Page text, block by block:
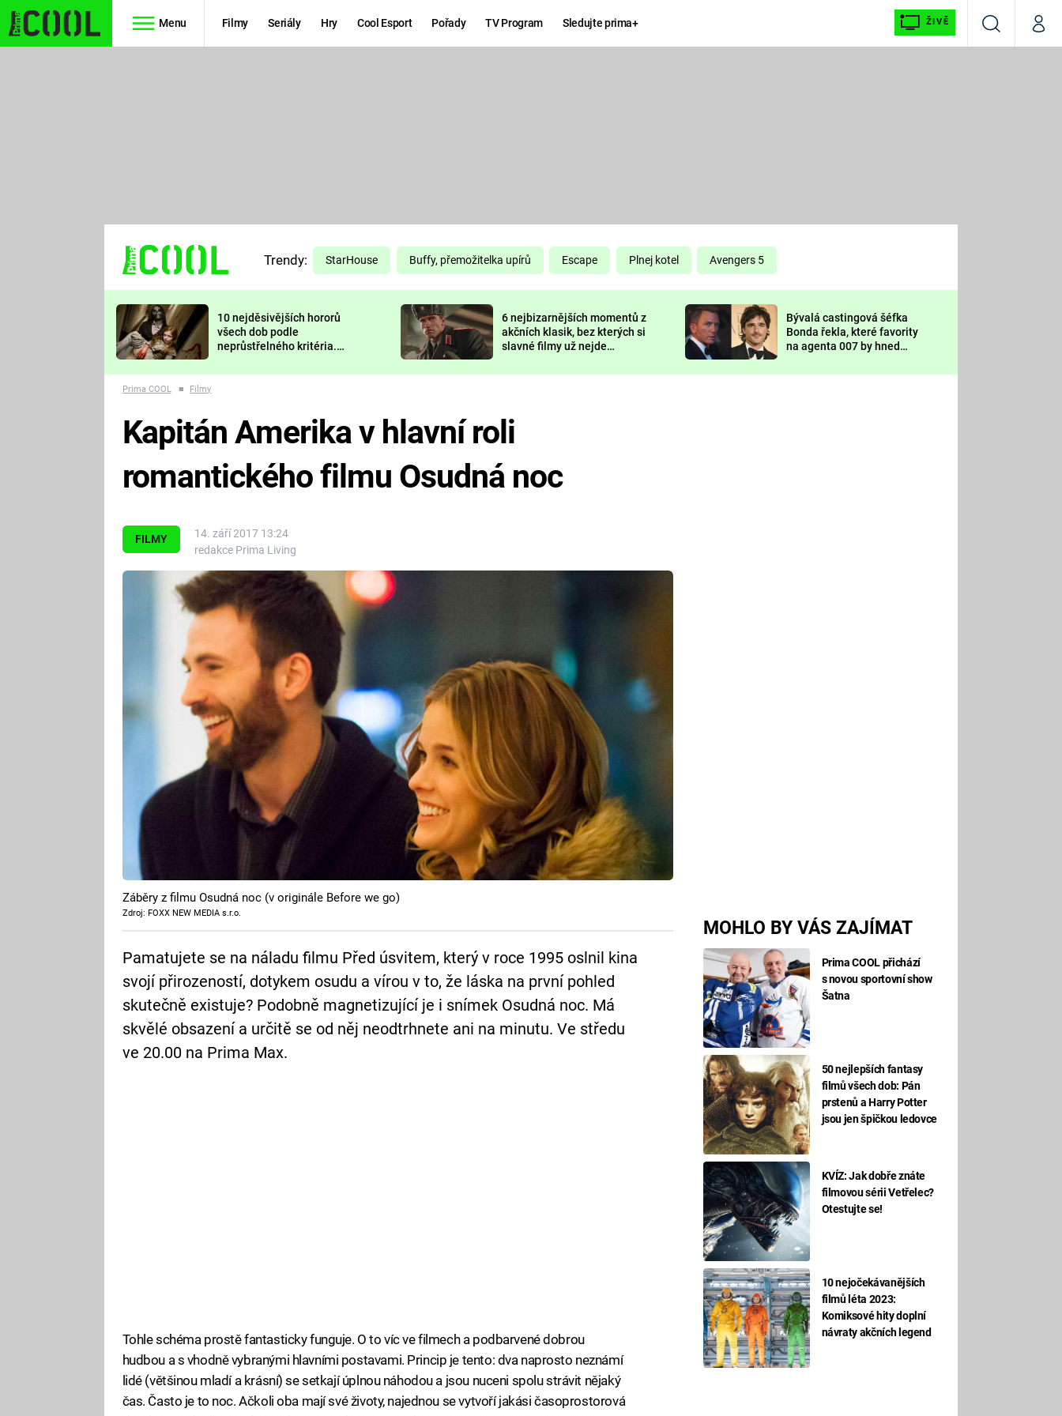
Menu Filmy Seriály Hry Cool Esport Pořady TV Program Sledujte prima+ ŽIVĚ
VyhledáváníMůj
TŘESKU
FUTURAMA
PREDÁTOR
DELIVERANCE
KOMEDIE
CHUCK
NORRIS
DEADPOOL
Prima LAJK
Sledujte nás
Trendy: StarHouse Buffy, přemožitelka upírů Escape Plnej kotel Avengers 5
10 nejděsivějších hororů
všech dob podle
neprůstřelného kritéria.
nejvíc zvednou tep?
6 nejbizarnějších momentů z
akčních klasik, bez kterých si
slavné filmy už nejde
Bývalá castingová šéfka
Bonda řekla, které favority
na agenta 007 by hned
Prima COOL ■ Filmy
FILMY
14. září 2017 13:24
redakce Prima Living
MOHLO BY VÁS ZAJÍMAT
Prima COOL přichází
s novou sportovní show
Šatna
50 nejlepších fantasy
filmů všech dob: Pán
prstenů a Harry Potter
jsou jen špičkou ledovce
KVÍZ: Jak dobře znáte
filmovou sérii Vetřelec?
Otestujte se!
10 nejočekávanějších
filmů léta 2023:
Komiksové hity doplní
návraty akčních legend
Kapitán Amerika v hlavní roli
romantického filmu Osudná noc
Záběry z filmu Osudná noc (v originále Before we go)
Zdroj: FOXX NEW MEDIA s.r.o.
Pamatujete se na náladu filmu Před úsvitem, který v roce 1995 oslnil kina
svojí přirozeností, dotykem osudu a vírou v to, že láska na první pohled
skutečně existuje? Podobně magnetizující je i snímek Osudná noc. Má
skvělé obsazení a určitě se od něj neodtrhnete ani na minutu. Ve středu
ve 20.00 na Prima Max.
Tohle schéma prostě fantasticky funguje. O to víc ve filmech a podbarvené dobrou
hudbou a s vhodně vybranými hlavními postavami. Princip je tento: dva naprosto neznámí
lidé (většinou mladí a krásní) se setkají úplnou náhodou a jsou nuceni spolu strávit nějaký
čas. Často je to noc. Ačkoli oba mají své životy, najednou se vytvoří jakási časoprostorová